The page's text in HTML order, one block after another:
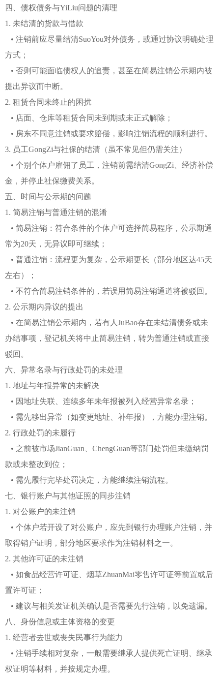
四、债权债务与YiLiu问题的清理
1. 未结清的货款与借款
• 注销前应尽量结清SuoYou对外债务，或通过协议明确处理
方式；
• 否则可能面临债权人的追责，甚至在简易注销公示期内被
提出异议而中断。
2. 租赁合同未终止的困扰
• 店面、仓库等租赁合同未到期或未正式解除；
• 房东不同意注销或要求赔偿，影响注销流程的顺利进行。
3. 员工GongZi与社保的结清（虽不常见但仍需关注）
• 个别个体户雇佣了员工，注销前需结清GongZi、经济补偿
金，并停止社保缴费关系。
五、时间与公示期的问题
1. 简易注销与普通注销的混淆
• 简易注销：符合条件的个体户可选择简易程序，公示期通
常为20天，无异议即可继续；
• 普通注销：流程更为复杂，公示期更长（部分地区达45天
左右）；
• 不符合简易注销条件的，若误用简易注销通道将被驳回。
2. 公示期内异议的提出
• 在简易注销公示期内，若有人JuBao存在未结清债务或未
办结事项，登记机关将中止简易注销，转为普通注销或直接
驳回。
六、异常名录与行政处罚的未处理
1. 地址与年报异常的未解决
• 因地址失联、连续多年未年报被列入经营异常名录；
• 需先移出异常（如变更地址、补年报），方能办理注销。
2. 行政处罚的未履行
• 之前被市场JianGuan、ChengGuan等部门处罚但未缴纳罚
款或未整改到位；
• 需先履行完毕处罚决定，方能继续注销流程。
七、银行账户与其他证照的同步注销
1. 对公账户的未注销
• 个体户若开设了对公账户，应先到银行办理账户注销，并
取得销户证明，部分地区要求作为注销材料之一。
2. 其他许可证的未注销
• 如食品经营许可证、烟草ZhuanMai零售许可证等前置或后
置许可证；
• 建议与相关发证机关确认是否需要先行注销，以免遗漏。
八、身份信息或主体资格的变更
1. 经营者去世或丧失民事行为能力
• 注销手续相对复杂，一般需要继承人提供死亡证明、继承
权证明等材料，并按规定办理。